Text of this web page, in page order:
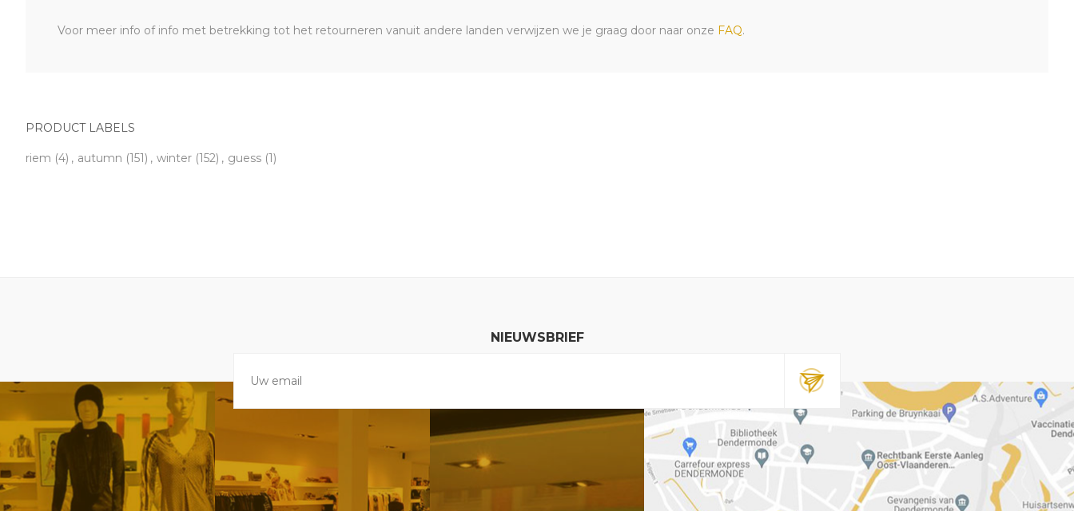
Voor meer info of info met betrekking tot het retourneren vanuit andere landen verwijzen we je graag door naar onze FAQ.
PRODUCT LABELS
riem (4) , autumn (151) , winter (152) , guess (1)
NIEUWSBRIEF